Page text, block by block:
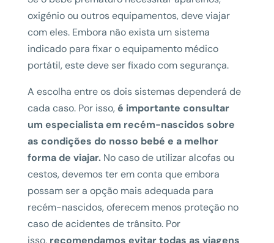
oxigénio ou outros equipamentos, deve viajar
com eles. Embora não exista um sistema
indicado para fixar o equipamento médico
portátil, este deve ser fixado com segurança.
A escolha entre os dois sistemas dependerá de
cada caso. Por isso,é importante consultar
um especialista em recém-nascidos sobre
as condições do nosso bebé e a melhor
forma de viajar.No caso de utilizar alcofas ou
cestos, devemos ter em conta que embora
possam ser a opção mais adequada para
recém-nascidos, oferecem menos proteção no
caso de acidentes de trânsito. Por
isso, recomendamos evitar todas as viagens